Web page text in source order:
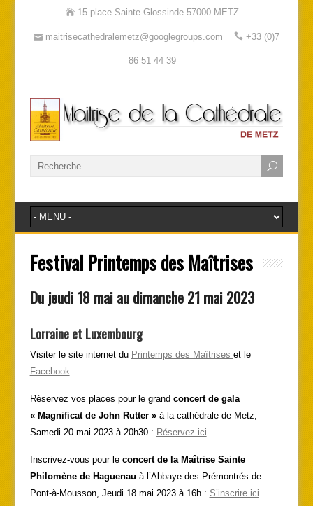
15 place Sainte-Glossinde 57000 METZ
maitrisecathedralemetz@googlegroups.com +33 (0)7
86 51 44 39
Festival Printemps des Maîtrises
Du jeudi 18 mai au dimanche 21 mai 2023
Lorraine et Luxembourg
Visiter le site internet du Printemps des Maîtrises et le
Facebook
Réservez vos places pour le grand concert de gala
« Magnificat de John Rutter »à la cathédrale de Metz,
Samedi 20 mai 2023 à 20h30 : Réservez ici
Inscrivez-vous pour le concert de la Maîtrise Sainte
Philomène de Haguenau à l’Abbaye des Prémontrés de
Pont-à-Mousson, Jeudi 18 mai 2023 à 16h : S’inscrire ici